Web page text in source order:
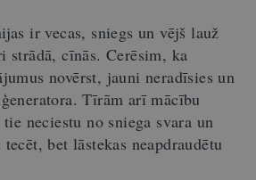
ir vecas, sniegs un vējš lauž
strādā, cīnās. Cerēsim, ka
novērst, jauni neradīsies un
Tīrām arī mācību
neciestu no sniega svara un
bet lāstekas neapdraudētu